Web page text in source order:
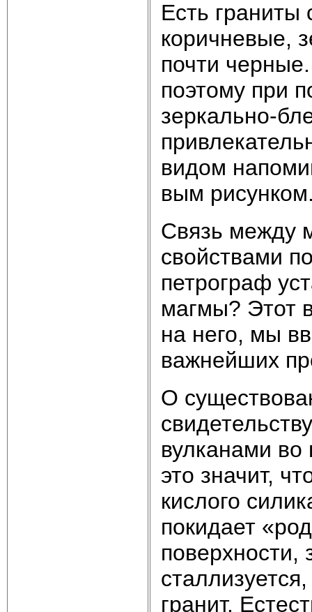
Есть
коричневые,
почти
поэтому при
зеркально-
видом
вым
Связь между
свойст­вами
петрограф
магмы? Этот
на него, мы
важней­ших
О
вулкана­ми во
это значит,
кислого
покидает
гра­нит.